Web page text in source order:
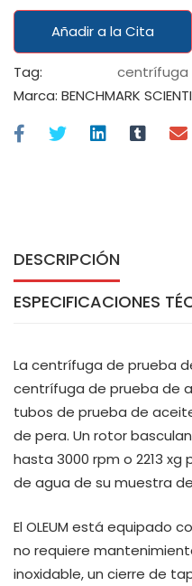
Añadir a la Cita
Tag:
centrífuga
Marca: BENCHMARK
DESCRIPCIÓN
ESPECIFICACIONES
La centrífuga de prueba
centrífuga de prueba de
tubos de prueba de
de pera. Un rotor
hasta 3000 rpm o 2213
de agua de su muestra
El OLEUM está equipado
no requiere
inoxidable, un cierre de